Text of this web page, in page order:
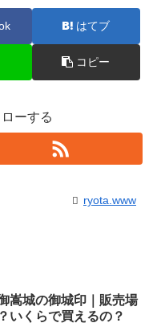
はてブ
コピー
ーする
ryota.www
嵩城の御城印｜販売場
いくらで買えるの？